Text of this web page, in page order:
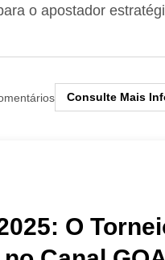
o apostador
Consulte Mais
O